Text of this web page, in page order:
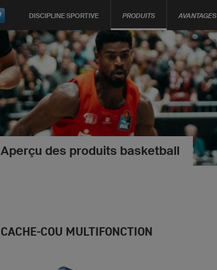
DISCIPLINE SPORTIVE PRODUITS AVANTAGES
Aperçu des produits basketball
CACHE-COU MULTIFONCTION